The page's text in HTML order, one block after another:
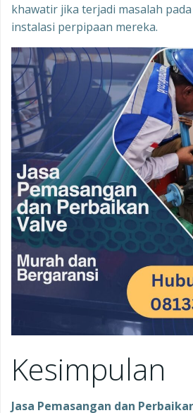
khawatir jika terjadi masalah
instalasi perpipaan mereka.
Kesimpulan
Jasa Pemasangan dan